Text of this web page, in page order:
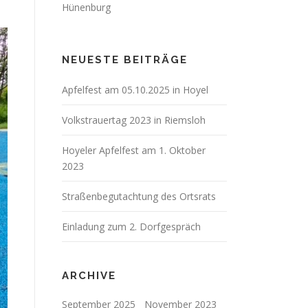
Hünenburg
NEUESTE BEITRÄGE
Apfelfest am 05.10.2025 in Hoyel
Volkstrauertag 2023 in Riemsloh
Hoyeler Apfelfest am 1. Oktober
2023
Straßenbegutachtung des Ortsrats
Einladung zum 2. Dorfgespräch
ARCHIVE
September 2025
November 2023